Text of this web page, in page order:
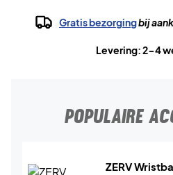
Gratis bezorgingbij
Levering: 2-4
POPULAIRE
ZERV